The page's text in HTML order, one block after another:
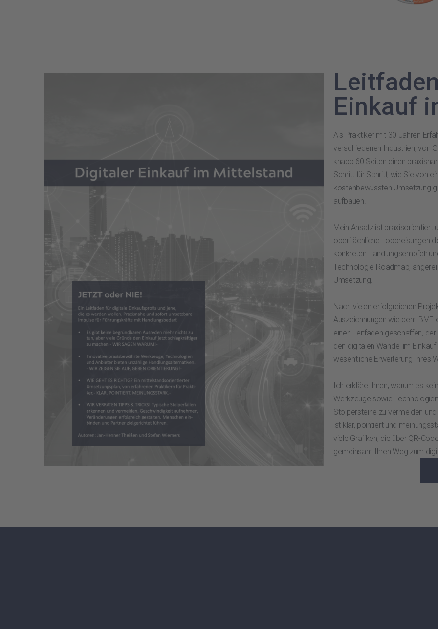
Einkauf
Als Praktiker mit 30 Jahren
verschiedenen Industrien, von
knapp 60 Seiten einen
Schritt für Schritt, wie Sie von
kostenbewussten Umsetzung
aufbauen.
Mein Ansatz ist praxisorientiert
oberflächliche Lobpreisungen
konkreten
Technologie-Roadmap,
Umsetzung.
Nach vielen erfolgreichen
Auszeichnungen wie dem BME
einen Leitfaden geschaffen,
den digitalen Wandel im
wesentliche Erweiterung Ihres
Ich erkläre Ihnen, warum es
Werkzeuge sowie
Stolpersteine zu vermeiden
ist klar, pointiert und
viele Grafiken, die über QR-
gemeinsam Ihren Weg zum